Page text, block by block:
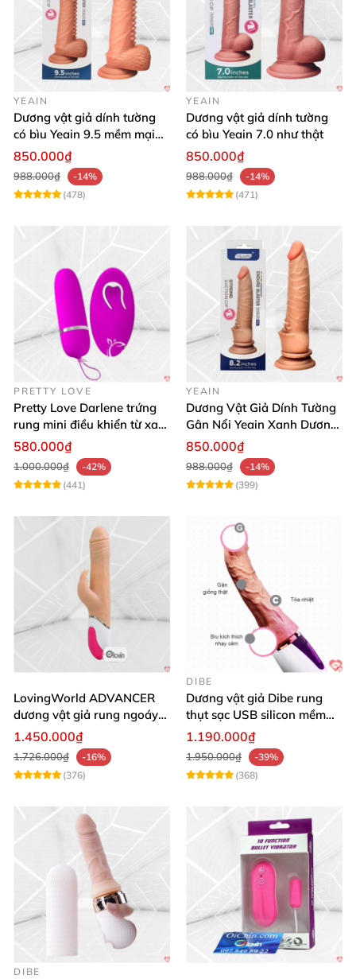
YEAIN
Dương vật giả dính tường
có bìu Yeain 9.5 mềm mại
thật
850.000₫
988.000₫
-14%
(478)
YEAIN
Dương vật giả dính tường
có bìu Yeain 7.0 như thật
850.000₫
988.000₫
-14%
(471)
PRETTY LOVE
Pretty Love Darlene trứng
rung mini điều khiển từ xa
12 chế độ rung mạnh
580.000₫
1.000.000₫
-42%
(441)
YEAIN
Dương Vật Giả Dính Tường
Gân Nổi Yeain Xanh Dương
8.2 Siêu Thật
850.000₫
988.000₫
-14%
(399)
LovingWorld ADVANCER
dương vật giả rung ngoáy
thụt 7 chế độ
1.450.000₫
1.726.000₫
-16%
(376)
DIBE
Dương vật giả Dibe rung
thụt sạc USB silicon mềm
mại thật
1.190.000₫
1.950.000₫
-39%
(368)
DIBE